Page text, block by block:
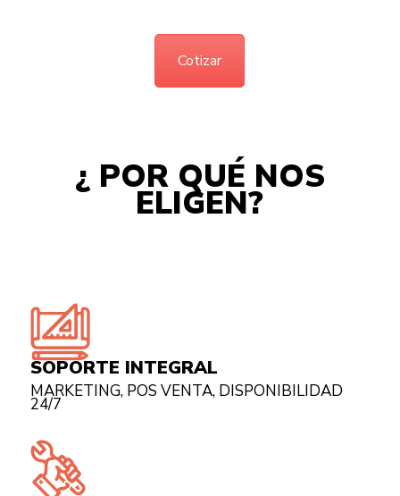
Cotizar
¿ POR QUÉ NOS
ELIGEN?
SOPORTE INTEGRAL
MARKETING, POS VENTA, DISPONIBILIDAD
24/7